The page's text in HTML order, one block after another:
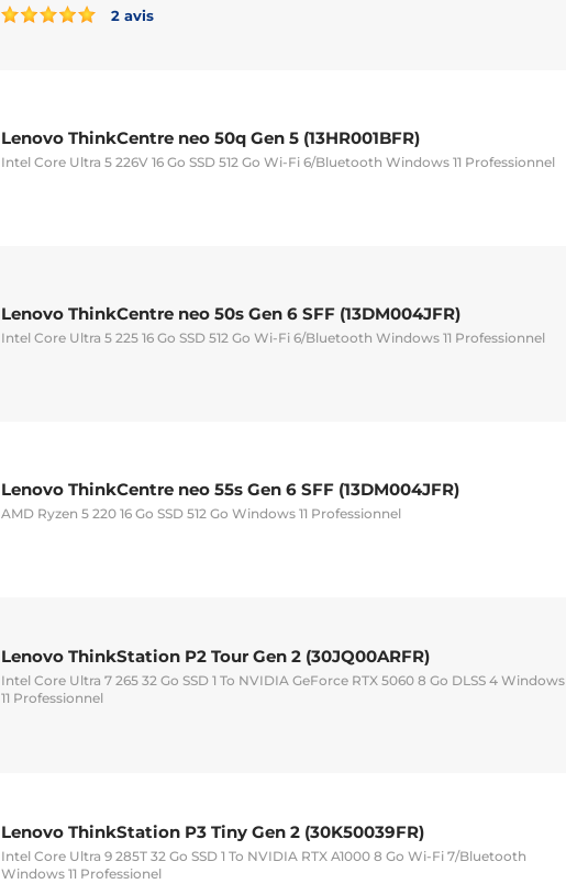
2 avis
Lenovo ThinkCentre neo 50q Gen 5 (13HR001BFR)
Intel Core Ultra 5 226V 16 Go SSD 512 Go Wi-Fi 6/Bluetooth Windows 11 Professionnel
Lenovo ThinkCentre neo 50s Gen 6 SFF (13DM004JFR)
Intel Core Ultra 5 225 16 Go SSD 512 Go Wi-Fi 6/Bluetooth Windows 11 Professionnel
Lenovo ThinkCentre neo 55s Gen 6 SFF (13DM004JFR)
AMD Ryzen 5 220 16 Go SSD 512 Go Windows 11 Professionnel
Lenovo ThinkStation P2 Tour Gen 2 (30JQ00ARFR)
Intel Core Ultra 7 265 32 Go SSD 1 To NVIDIA GeForce RTX 5060 8 Go DLSS 4 Windows
11 Professionnel
Lenovo ThinkStation P3 Tiny Gen 2 (30K50039FR)
Intel Core Ultra 9 285T 32 Go SSD 1 To NVIDIA RTX A1000 8 Go Wi-Fi 7/Bluetooth
Windows 11 Professionel